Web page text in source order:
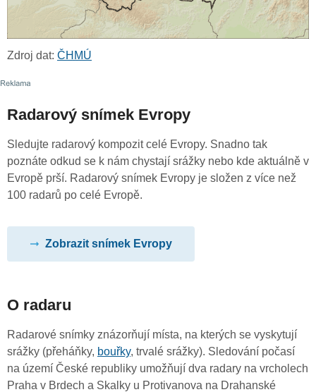
Zdroj dat: ČHMÚ
Radarový snímek Evropy
Sledujte radarový kompozit celé Evropy. Snadno tak
poznáte odkud se k nám chystají srážky nebo kde aktuálně v
Evropě prší. Radarový snímek Evropy je složen z více než
100 radarů po celé Evropě.
Zobrazit snímek Evropy
O radaru
Radarové snímky znázorňují místa, na kterých se vyskytují
srážky (přeháňky, bouřky, trvalé srážky). Sledování počasí
na území České republiky umožňují dva radary na vrcholech
Praha v Brdech a Skalky u Protivanova na Drahanské